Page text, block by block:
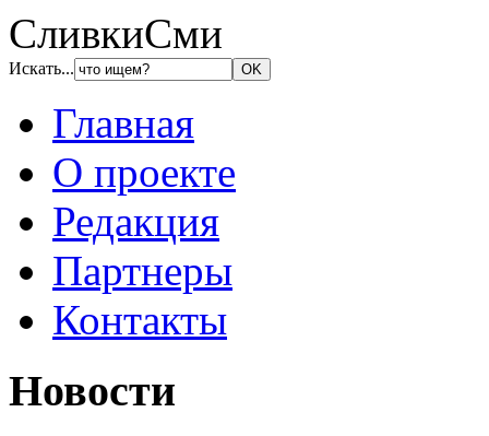
СливкиСми
Искать...
Главная
О проекте
Редакция
Партнеры
Контакты
Новости